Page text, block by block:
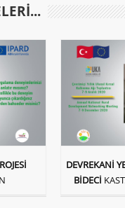
DEVREKANİ
BİDECİ